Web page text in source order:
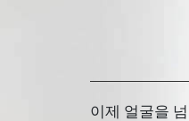
이제 얼굴을